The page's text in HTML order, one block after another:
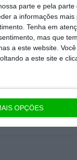
parte e pela
a informações
Tenha em
mas que
a este website.
a este site e
OPÇÕES
do canal e
objetivo ajudar a
Medina, Luís
de Almeida